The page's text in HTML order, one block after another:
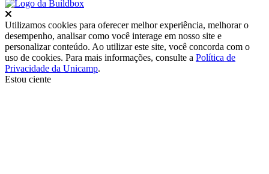
Utilizamos cookies para oferecer melhor experiência, melhorar o
desempenho, analisar como você interage em nosso site e
personalizar conteúdo. Ao utilizar este site, você concorda com o
uso de cookies. Para mais informações, consulte a Política de
Privacidade da Unicamp.
Estou ciente